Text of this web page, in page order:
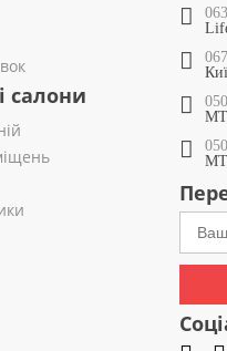
салони